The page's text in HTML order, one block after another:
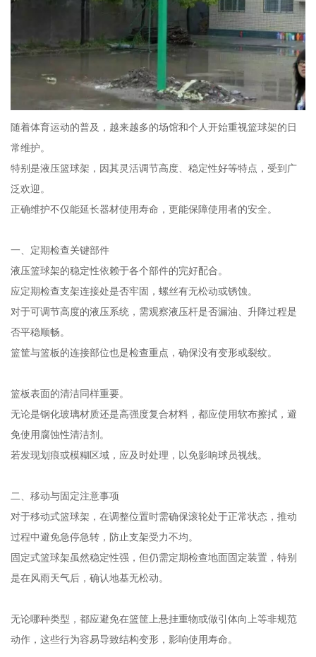
随着体育运动的普及，越来越多的场馆和个人开始重视篮球架的日
常维护。
特别是液压篮球架，因其灵活调节高度、稳定性好等特点，受到广
泛欢迎。
正确维护不仅能延长器材使用寿命，更能保障使用者的安全。
一、定期检查关键部件
液压篮球架的稳定性依赖于各个部件的完好配合。
应定期检查支架连接处是否牢固，螺丝有无松动或锈蚀。
对于可调节高度的液压系统，需观察液压杆是否漏油、升降过程是
否平稳顺畅。
篮筐与篮板的连接部位也是检查重点，确保没有变形或裂纹。
篮板表面的清洁同样重要。
无论是钢化玻璃材质还是高强度复合材料，都应使用软布擦拭，避
免使用腐蚀性清洁剂。
若发现划痕或模糊区域，应及时处理，以免影响球员视线。
二、移动与固定注意事项
对于移动式篮球架，在调整位置时需确保滚轮处于正常状态，推动
过程中避免急停急转，防止支架受力不均。
固定式篮球架虽然稳定性强，但仍需定期检查地面固定装置，特别
是在风雨天气后，确认地基无松动。
无论哪种类型，都应避免在篮筐上悬挂重物或做引体向上等非规范
动作，这些行为容易导致结构变形，影响使用寿命。